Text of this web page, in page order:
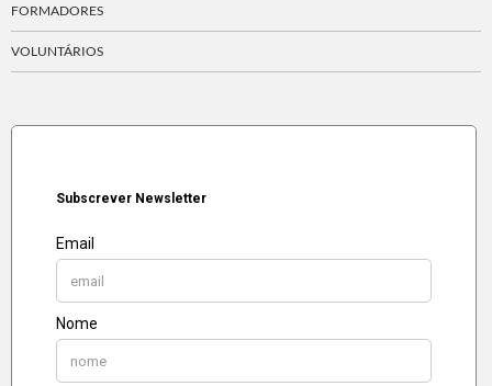
FORMADORES
VOLUNTÁRIOS